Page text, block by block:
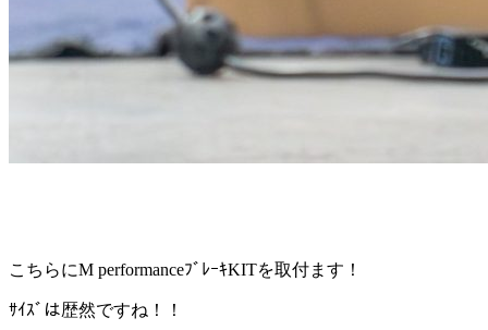
こちらにM performanceﾌﾞﾚｰｷKITを取付ます！
ｻｲｽﾞは歴然ですね！！